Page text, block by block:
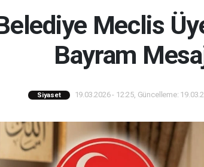
Meclis
Bayram
Siyaset 19.03.2026 - 12:25, Güncelleme: